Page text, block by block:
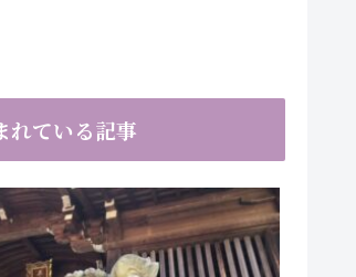
れている記事